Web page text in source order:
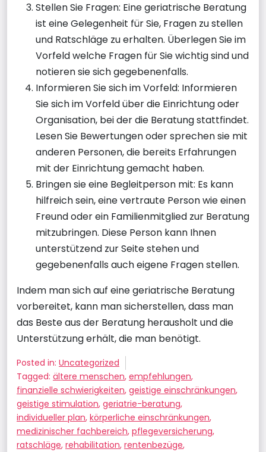
Stellen Sie Fragen: Eine geriatrische Beratung
ist eine Gelegenheit für Sie, Fragen zu stellen
und Ratschläge zu erhalten. Überlegen Sie im
Vorfeld welche Fragen für Sie wichtig sind und
notieren sie sich gegebenenfalls.
Informieren Sie sich im Vorfeld: Informieren
Sie sich im Vorfeld über die Einrichtung oder
Organisation, bei der die Beratung stattfindet.
Lesen Sie Bewertungen oder sprechen sie mit
anderen Personen, die bereits Erfahrungen
mit der Einrichtung gemacht haben.
Bringen sie eine Begleitperson mit: Es kann
hilfreich sein, eine vertraute Person wie einen
Freund oder ein Familienmitglied zur Beratung
mitzubringen. Diese Person kann Ihnen
unterstützend zur Seite stehen und
gegebenenfalls auch eigene Fragen stellen.
Indem man sich auf eine geriatrische Beratung
vorbereitet, kann man sicherstellen, dass man
das Beste aus der Beratung herausholt und die
Unterstützung erhält, die man benötigt.
Posted in: Uncategorized
Tagged: ältere menschen, empfehlungen,
finanzielle schwierigkeiten, geistige einschränkungen,
geistige stimulation, geriatrie-beratung,
individueller plan, körperliche einschränkungen,
medizinischer fachbereich, pflegeversicherung,
ratschläge, rehabilitation, rentenbezüge,